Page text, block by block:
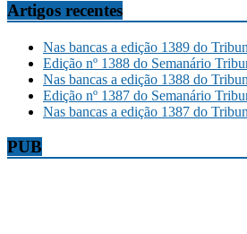
Artigos recentes
Nas bancas a edição 1389 do
Edição nº 1388 do Semanário
Nas bancas a edição 1388 do
Edição nº 1387 do Semanário
Nas bancas a edição 1387 do
PUB